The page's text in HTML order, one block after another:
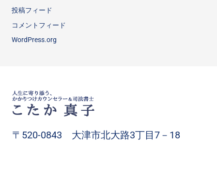
投稿フィード
コメントフィード
WordPress.org
〒520-0843 大津市北大路3丁目7－18